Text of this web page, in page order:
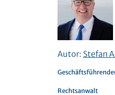
Autor: Stefan
Rechtsanwalt